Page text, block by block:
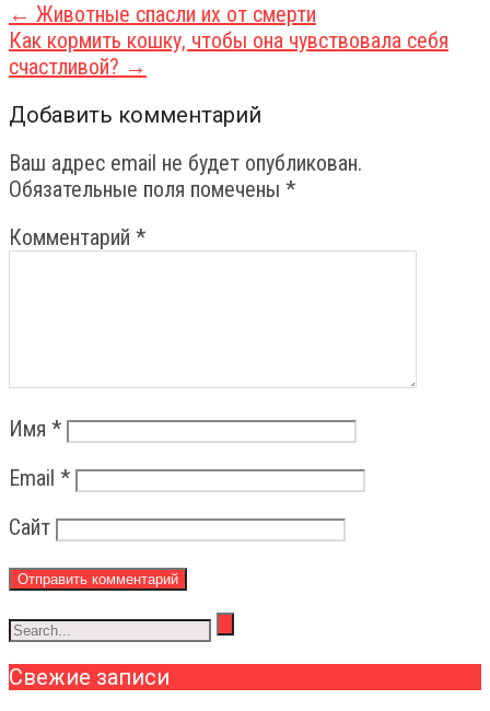
Post
navigation
← Животные спасли их от смерти
Как кормить кошку, чтобы она чувствовала себя
счастливой? →
Добавить комментарий
Ваш адрес email не будет опубликован.
Обязательные поля помечены *
Комментарий *
Имя *
Email *
Сайт
Свежие записи